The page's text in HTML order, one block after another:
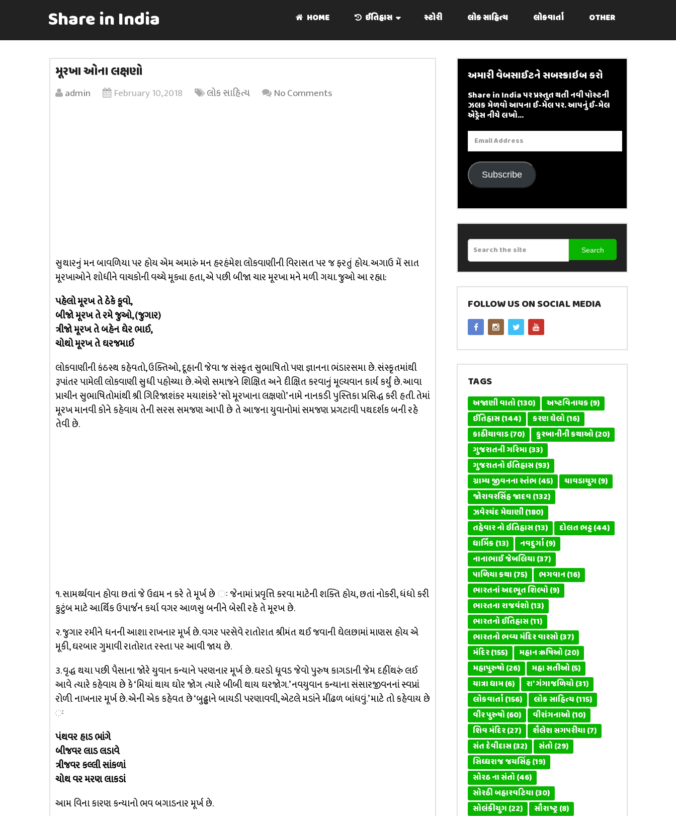
Share in India HOME ઈતિહાસ સ્ટોરી લોક સાહિત્ય લોકવાર્તા OTHER
મૂરખા ઓના લક્ષણો
admin February 10, 2018 લોક સાહિત્ય No Comments
સુથારનું મન બાવળિયા પર હોય એમ અમારું મન હરહંમેશ લોકવાણીની વિરાસત પર જ ફરતું હોય. અગાઉ મેં સાત
મૂરખાઓને શોધીને વાચકોની વચ્ચે મૂક્યા હતા, એ પછી બીજા ચાર મૂરખા મને મળી ગયા. જુઓ આ રહ્યા:
પહેલો મૂરખ તે ઠેકે કૂવો,
બીજો મૂરખ તે રમે જુઓ, (જુગાર)
ત્રીજો મૂરખ તે બહેન ઘેર ભાઈ,
ચોથો મૂરખ તે ઘરજમાઈ
લોકવાણીની કંઠસ્થ કહેવતો, ઉક્તિઓ, દૂહાની જેવા જ સંસ્કૃત સુભાષિતો પણ જ્ઞાનના ભંડારસમા છે. સંસ્કૃતમાંથી
રૂપાંતર પામેલી લોકવાણી સુધી પહોચ્યા છે. એણે સમાજને શિક્ષિત અને દીક્ષિત કરવાનું મૂલ્યવાન કાર્ય કર્યું છે. આવા
પ્રાચીન સુભાષિતોમાંથી શ્રી ગિરિજાશંકર મયાશંકરે ‘સો મૂરખાના લક્ષણો’ નામે નાનકડી પુસ્તિકા પ્રસિદ્ધ કરી હતી. તેમાં
મૂરખ માનવી કોને કહેવાય તેની સરસ સમજણ આપી છે તે આજના યુવાનોમાં સમજણ પ્રગટાવી પથદર્શક બની રહે
તેવી છે.
૧. સામર્થ્યવાન હોવા છતાં જે ઉદ્યમ ન કરે તે મૂર્ખ છે ઃ જેનામાં પ્રવૃત્તિ કરવા માટેની શક્તિ હોય, છતાં નોકરી, ધંધો કરી
કુટુંબ માટે આર્થિક ઉપાર્જન કર્યા વગર આળસુ બનીને બેસી રહે તે મૂરખ છે.
૨. જુગાર રમીને ધનની આશા રાખનાર મૂર્ખ છે. વગર પરસેવે રાતોરાત શ્રીમંત થઈ જવાની ઘેલછામાં માણસ હોય એ
મૂકી, ઘરબાર ગુમાવી રાતોરાત રસ્તા પર આવી જાય છે.
૩. વૃદ્ધ થયા પછી પૈસાના જોરે યુવાન કન્યાને પરણનાર મૂર્ખ છે. ઘરડો ધૂવડ જેવો પુરુષ કાગડાની જેમ દહીંથરું લઈ
આવે ત્યારે કહેવાય છે કે ‘મિયાં થાય ઘોર જોગ ત્યારે બીબી થાય ઘરજોગ.’ નવયુવાન કન્યાના સંસારજીવનનાં સ્વપ્નાં
રોળી નાખનાર મૂર્ખ છે. એની એક કહેવત છે ‘બુઢ્ઢાને બાયડી પરણાવવી, એટલે મડાંને મીંઢળ બાંધવું.’ માટે તો કહેવાય છે
ઃ
પંથવર હાડ ભાંગે
બીજવર લાડ લડાવે
ત્રીજવર કલ્લી સાંકળાં
ચોથ વર મરણ લાકડાં
આમ વિના કારણ કન્યાનો ભવ બગાડનાર મૂર્ખ છે.
અમારી વેબસાઈટને સબસ્ક્રાઇબ કરો
Share in India પર પ્રસ્તુત થતી નવી પોસ્ટની
ઝલક મેળવો આપના ઈ-મેલ પર. આપનું ઈ-મેલ
એડ્રેસ નીચે લખો...
Email
Address
Subscribe
Search
FOLLOW US ON SOCIAL MEDIA
TAGS
અજાણી વાતો(130) અષ્ટવિનાયક(9)
ઈતિહાસ(144) કરણ ઘેલો(16)
કાઠીયાવાડ(70) કુરબાનીની કથાઓ(20)
ગુજરાતની ગરિમા(33)
ગુજરાતનો ઇતિહાસ(93)
ગ્રામ્ય જીવનના સ્તંભ(45) ચાવડાયુગ(9)
જોરાવરસિંહ જાદવ(132)
ઝવેરચંદ મેઘાણી(180)
તહેવાર નો ઇતિહાસ(13) દોલત ભટ્ટ(44)
ધાર્મિક(13) નવદુર્ગા(9)
નાનાભાઈ જેબલિયા(37)
પાળિયા કથા(75) ભગવાન(16)
ભારતનાં અદભૂત શિલ્પો(9)
ભારતના રાજવંશો(13)
ભારતનો ઈતિહાસ(11)
ભારતનો ભવ્ય મંદિર વારસો(37)
મંદિર(155) મહાન ઋષિઓ(20)
મહાપુરુષો(26) મહા સતીઓ(5)
યાત્રા ધામ(6) રા' ગંગાજળિયો(31)
લોકવાર્તા(156) લોક સાહિત્ય(115)
વીર પુરુષો(60) વીરાંગનાઓ(10)
શિવ મંદિર(27) શૈલેશ સગપરીયા(7)
સંત દેવીદાસ(32) સંતો(29)
સિધ્ધરાજ જયસિંહ(19)
સોરઠ ના સંતો(46)
સોરઠી બહારવટિયા(30)
સોલંકીયુગ(22) સૌરાષ્ટ્ર(8)